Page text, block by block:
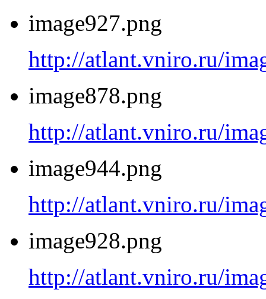
image927.png
http://atlant.vniro.ru/
image878.png
http://atlant.vniro.ru/
image944.png
http://atlant.vniro.ru/
image928.png
http://atlant.vniro.ru/